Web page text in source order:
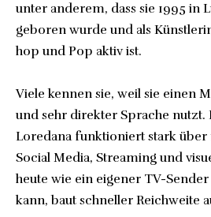
unter anderem, dass sie 1995 in
geboren wurde und als
hop und Pop aktiv ist.
Viele kennen sie, weil sie einen
und sehr direkter Sprache nutzt.
Loredana funktioniert stark über
Social Media, Streaming und
heute wie ein eigener TV-
kann, baut schneller Reichweite